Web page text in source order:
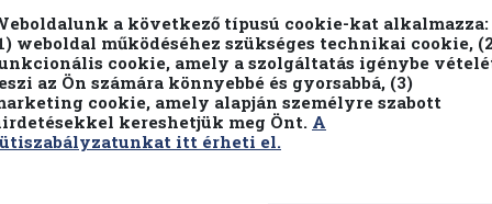
PILLANATNYI ÁRAINK FENNTARTHATÓ
Részletes kereső Témaköri fa
a következő típusú cookie-kat alkalmazza:
weboldal működéséhez szükséges technikai cookie,
cookie, amely a szolgáltatás igénybe
az Ön számára könnyebbé és gyorsabbá, (3)
cookie, amely alapján személyre szabott
kereshetjük meg Önt. A
itt érheti el.